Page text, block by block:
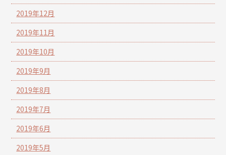
2019年12月
2019年11月
2019年10月
2019年9月
2019年8月
2019年7月
2019年6月
2019年5月